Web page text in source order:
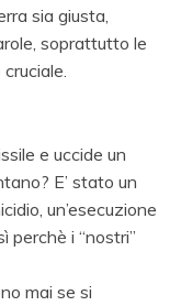
sia giusta,
soprattutto le
e uccide un
E’ stato un
un’esecuzione
perchè i “nostri”
mai se si